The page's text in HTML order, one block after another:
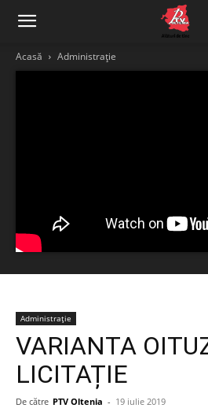
Acasă Administrație
Administrație
VARIANTA
LICITAȚIE
De către PTV Oltenia - 19 iulie 2019